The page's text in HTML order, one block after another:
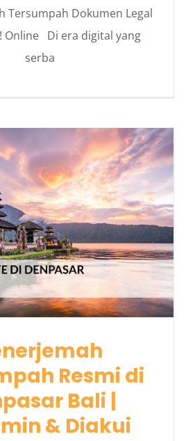
Tersumpah Dokumen Legal
Online Di era digital yang
serba
Resmi di
Bali |
& Diakui